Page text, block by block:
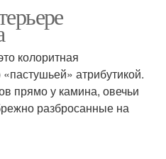
колоритная
атрибутикой.
прямо у камина, овечьи
разбросанные на